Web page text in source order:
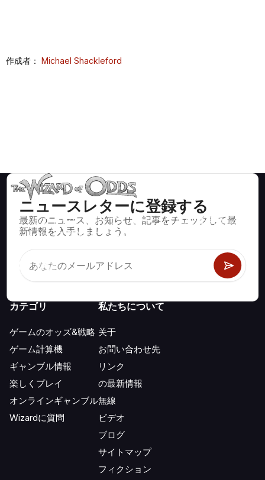
作成者： Michael Shackleford
ニュースレターに登録する
最新のニュース、お知らせ、記事をチェックして最
新情報を入手しましょう。
ブラックジャック、クラップス、ルーレットなど、数百種類の
カジノゲームで数学的に正しい戦略と情報。
カテゴリ
ゲームのオッズ&戦略
ゲーム計算機
ギャンブル情報
楽しくプレイ
オンラインギャンブル
Wizardに質問
私たちについて
关于
お問い合わせ先
リンク
の最新情報
無線
ビデオ
ブログ
サイトマップ
フィクション